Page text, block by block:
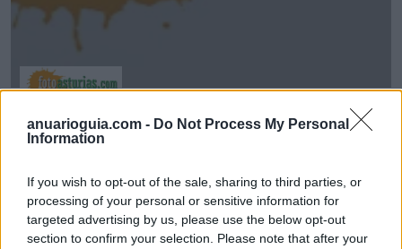
anuarioguia.com - Do Not Process My Personal
Information
If you wish to opt-out of the sale, sharing to third parties, or
processing of your personal or sensitive information for
targeted advertising by us, please use the below opt-out
section to confirm your selection. Please note that after your
ADR Revelastur
Ver más
39.930